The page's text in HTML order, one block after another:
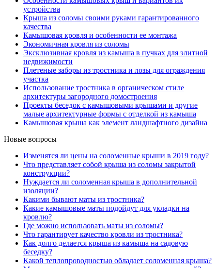
устройства
Крыша из соломы своими руками гарантированного
качества
Камышовая кровля и особенности ее монтажа
Экономичная кровля из соломы
Эксклюзивная кровля из камыша в пучках для элитной
недвижимости
Плетеные заборы из тростника и лозы для ограждения
участка
Использование тростника в органическом стиле
архитектуры загородного домостроения
Проекты беседок с камышовыми крышами и другие
малые архитектурные формы с отделкой из камыша
Камышовая крыша как элемент ландшафтного дизайна
Новые вопросы
Изменятся ли цены на соломенные крыши в 2019 году?
Что представляет собой крыша из соломы закрытой
конструкции?
Нуждается ли соломенная крыша в дополнительной
изоляции?
Какими бывают маты из тростника?
Какие камышовые маты подойдут для укладки на
кровлю?
Где можно использовать маты из соломы?
Что гарантирует качество кровли из тростника?
Как долго делается крыша из камыша на садовую
беседку?
Какой теплопроводностью обладает соломенная крыша?